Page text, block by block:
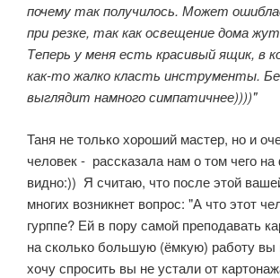
почему так получилось. Может
при резке, так как освещение дома
Теперь у меня есть красивый ящик, в
как-то жалко класть инструменты.
выглядит намного симпатичнее))))"
Таня не только хороший мастер, но и
человек - рассказала нам о том чего
видно:)) Я считаю, что после этой
многих возникнет вопрос: "А что этот
гурппе? Ей в пору самой преподавать
на сколько большую (ёмкую) работу вы
хочу спросить вы не устали от